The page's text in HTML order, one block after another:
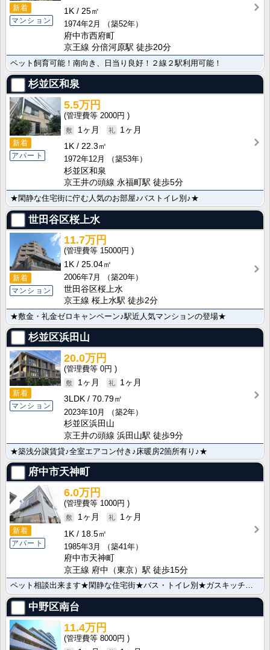
新着
マンション
1K
25㎡
1974年2月
（築52年）
府中市西府町
京王線 分倍河原駅 徒歩20分
ペット飼育可能！南向き、日当り良好！２線２駅利用可能！
杉並区和泉
新着
アパート
5.5万円
2000円
1ヶ月
1ヶ月
1K
22.3㎡
1972年12月
（築53年）
杉並区和泉
京王井の頭線 永福町駅 徒歩5分
★閑静な住宅街に佇む人気のお部屋♪バストイレ別♪★
世田谷区桜上水
新着
マンション
11.7万円
15000円
1K
25.04㎡
2006年7月
（築20年）
世田谷区桜上水
京王線 桜上水駅 徒歩2分
★敷金・礼金ゼロキャンペーン♪駅近人気マンションの登場★
杉並区浜田山
新着
マンション
20.0万円
0円
1ヶ月
1ヶ月
3LDK
70.79㎡
2023年10月
（築2年）
杉並区浜田山
京王井の頭線 浜田山駅 徒歩9分
★築浅分譲賃貸♪全室エアコン付き♪床暖房2箇所有り♪★
府中市天神町
新着
アパート
6.0万円
1000円
1ヶ月
1ヶ月
1K
18.5㎡
1985年3月
（築41年）
府中市天神町
京王線 府中（東京）駅 徒歩15分
ペット相談出来ます★閑静な住宅街★バス・トイレ別★ガスキッチン★
中野区南台
11.4万円
8000円